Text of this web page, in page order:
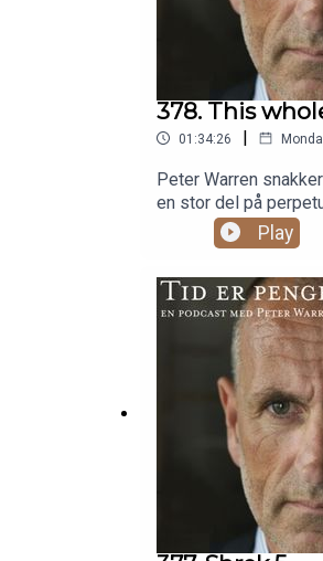
378. This
01:34:26 |
Peter Warren
en stor del på
algoritmer og
renter og taco-
datakraft som
Play